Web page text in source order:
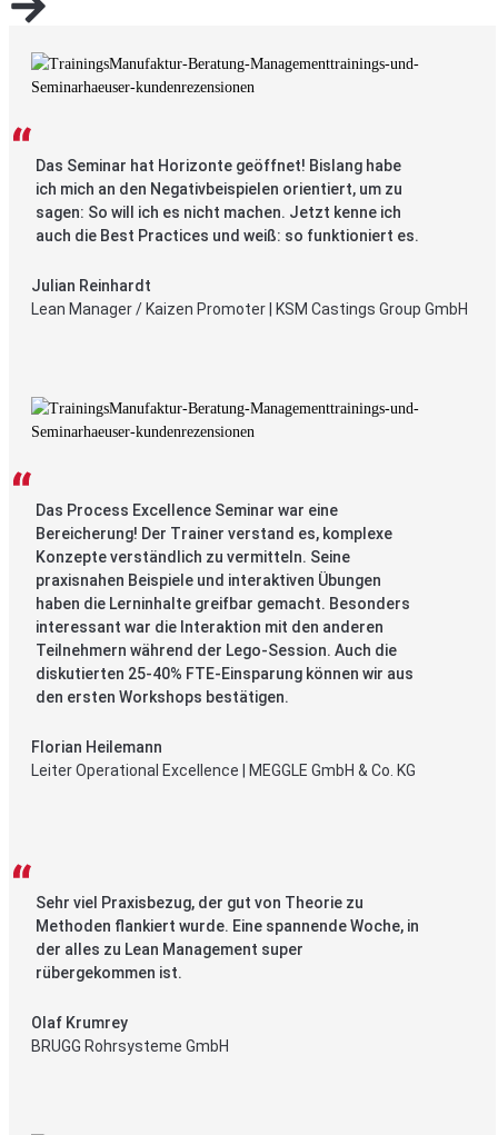
Das Seminar hat Horizonte geöffnet! Bislang habe
ich mich an den Negativbeispielen orientiert, um zu
sagen: So will ich es nicht machen. Jetzt kenne ich
auch die Best Practices und weiß: so funktioniert es.
Julian Reinhardt
Lean Manager / Kaizen Promoter | KSM Castings Group GmbH
Das Process Excellence Seminar war eine
Bereicherung! Der Trainer verstand es, komplexe
Konzepte verständlich zu vermitteln. Seine
praxisnahen Beispiele und interaktiven Übungen
haben die Lerninhalte greifbar gemacht. Besonders
interessant war die Interaktion mit den anderen
Teilnehmern während der Lego-Session. Auch die
diskutierten 25-40% FTE-Einsparung können wir aus
den ersten Workshops bestätigen.
Florian Heilemann
Leiter Operational Excellence | MEGGLE GmbH & Co. KG
Sehr viel Praxisbezug, der gut von Theorie zu
Methoden flankiert wurde. Eine spannende Woche, in
der alles zu Lean Management super
rübergekommen ist.
Olaf Krumrey
BRUGG Rohrsysteme GmbH